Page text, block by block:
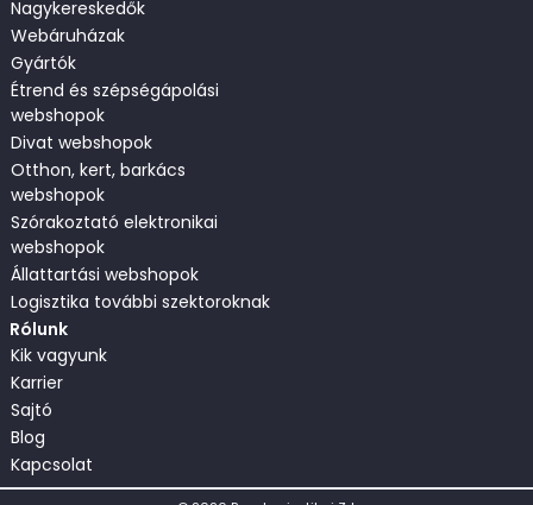
Nagykereskedők
Webáruházak
Gyártók
Étrend és szépségápolási
webshopok
Divat webshopok
Otthon, kert, barkács
webshopok
Szórakoztató elektronikai
webshopok
Állattartási webshopok
Logisztika további szektoroknak
Rólunk
Kik vagyunk
Karrier
Sajtó
Blog
Kapcsolat